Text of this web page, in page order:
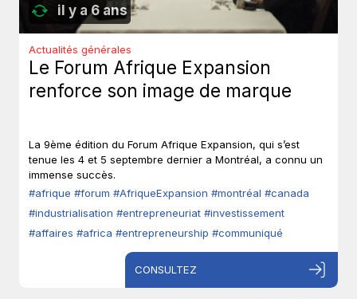
il y a 6 ans
Actualités générales
Le Forum Afrique Expansion
renforce son image de marque
La 9ème édition du Forum Afrique Expansion, qui s’est
tenue les 4 et 5 septembre dernier a Montréal, a connu un
immense succès.
#afrique #forum #AfriqueExpansion #montréal #canada
#industrialisation #entrepreneuriat #investissement
#affaires #africa #entrepreneurship #communiqué
CONSULTEZ